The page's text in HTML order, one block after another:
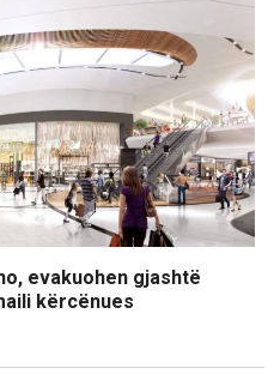
evakuohen gjashtë
kërcënues